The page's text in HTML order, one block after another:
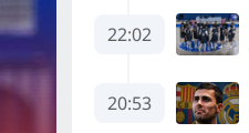
22:02
20:53